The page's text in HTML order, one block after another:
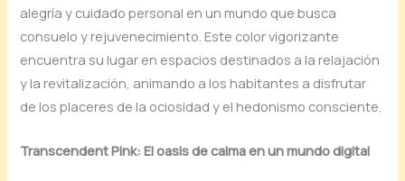
alegría y cuidado personal en un mundo que busca
consuelo y rejuvenecimiento. Este color vigorizante
encuentra su lugar en espacios destinados a la relajación
y la revitalización, animando a los habitantes a disfrutar
de los placeres de la ociosidad y el hedonismo consciente.
Transcendent Pink: El oasis de calma en un mundo digital